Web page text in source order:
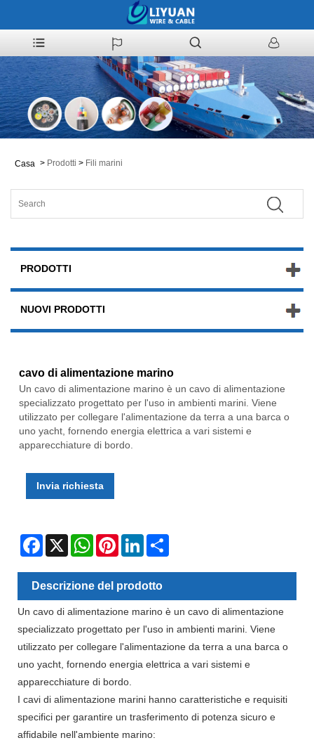
Casa > Prodotti > Fili marini
PRODOTTI
NUOVI PRODOTTI
cavo di alimentazione marino
Un cavo di alimentazione marino è un cavo di alimentazione
specializzato progettato per l'uso in ambienti marini. Viene
utilizzato per collegare l'alimentazione da terra a una barca o
uno yacht, fornendo energia elettrica a vari sistemi e
apparecchiature di bordo.
Invia richiesta
Facebook
X WhatsAppPinterestLinkedIn
Descrizione del prodotto
Un cavo di alimentazione marino è un cavo di alimentazione
specializzato progettato per l'uso in ambienti marini. Viene
utilizzato per collegare l'alimentazione da terra a una barca o
uno yacht, fornendo energia elettrica a vari sistemi e
apparecchiature di bordo.
I cavi di alimentazione marini hanno caratteristiche e requisiti
specifici per garantire un trasferimento di potenza sicuro e
affidabile nell'ambiente marino: